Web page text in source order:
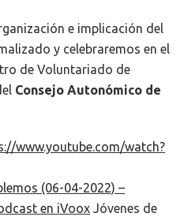
e implicación del
y celebraremos en el
de Voluntariado de
Consejo Autonómico de
www.youtube.com/watch?
(06-04-2022) –
en iVoox Jóvenes de